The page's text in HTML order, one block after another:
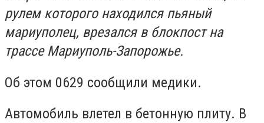
рулем которого находился пьяный
мариуполец, врезался в блокпост на
трассе Мариуполь-Запорожье.
Об этом 0629 сообщили медики.
Автомобиль влетел в бетонную плиту. В